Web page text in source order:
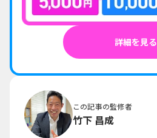
詳細を見る
この記事の監修者
竹下 昌成